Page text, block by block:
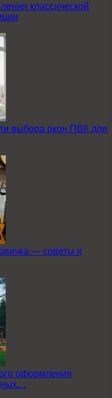
классической
выбора окон ПВХ для
— советы и
оформления